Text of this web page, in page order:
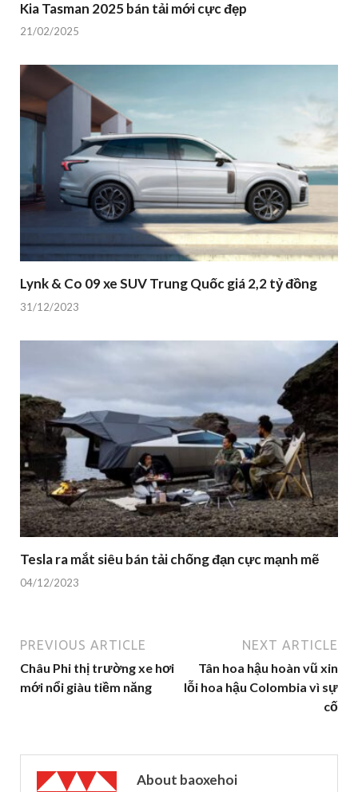
Kia Tasman 2025 bán tải mới cực đẹp
21/02/2025
Lynk & Co 09 xe SUV Trung Quốc giá 2,2 tỷ đồng
31/12/2023
Tesla ra mắt siêu bán tải chống đạn cực mạnh mẽ
04/12/2023
PREVIOUS ARTICLE
Châu Phi thị trường xe hơi
mới nổi giàu tiềm năng
NEXT ARTICLE
Tân hoa hậu hoàn vũ xin
lỗi hoa hậu Colombia vì sự
cố
About baoxehoi